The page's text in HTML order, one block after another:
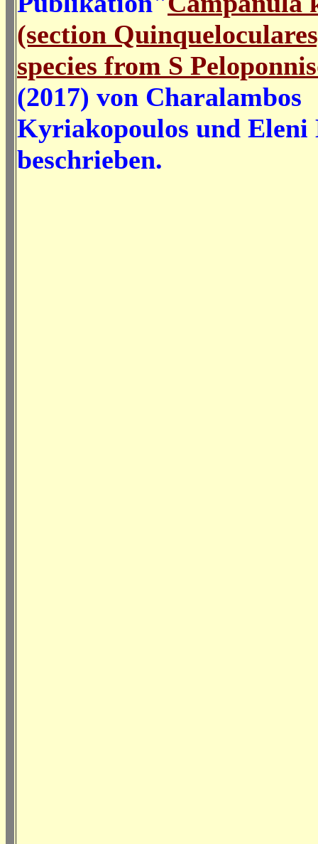
(section
species from S
(2017) von Charalambos
Kyriakopoulos und
beschrieben.